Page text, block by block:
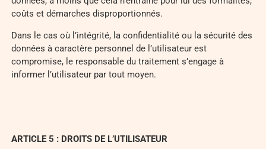
coûts et démarches disproportionnés.
Dans le cas où l’intégrité, la confidentialité ou la sécurité des
données à caractère personnel de l’utilisateur est
compromise, le responsable du traitement s’engage à
informer l’utilisateur par tout moyen.
ARTICLE 5 : DROITS DE L’UTILISATEUR